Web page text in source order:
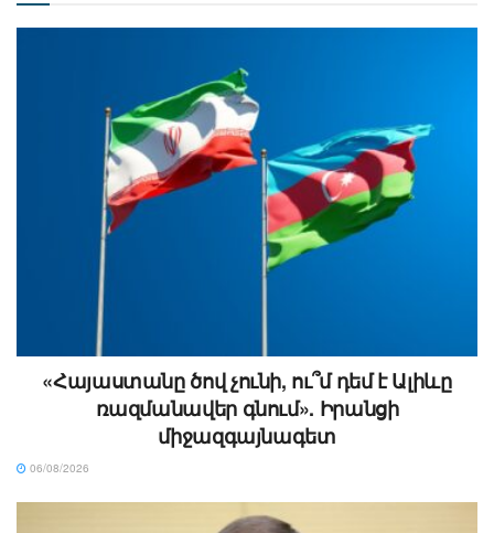
«Հայաստանը ծով չունի, ու՞մ դեմ է Ալիևը
ռազմանավեր գնում». Իրանցի
միջազգայնագետ
06/08/2026